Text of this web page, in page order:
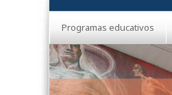
Programas educativos